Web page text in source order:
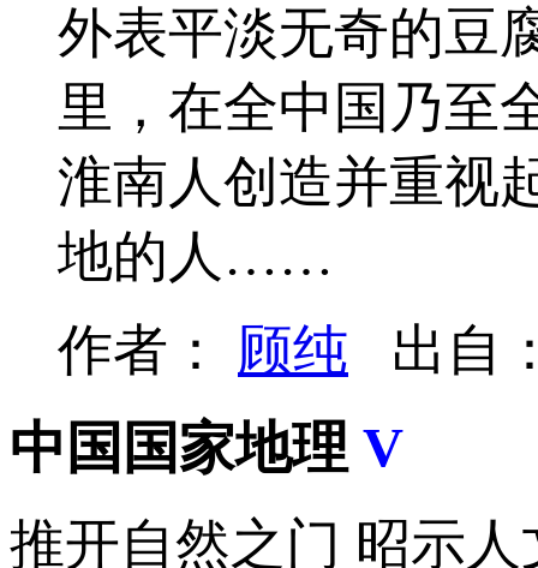
外表平淡无奇的豆
里，在全中国乃至
淮南人创造并重视
地的人……
作者： 顾纯 出自
中国国家地理 V
推开自然之门 昭示人